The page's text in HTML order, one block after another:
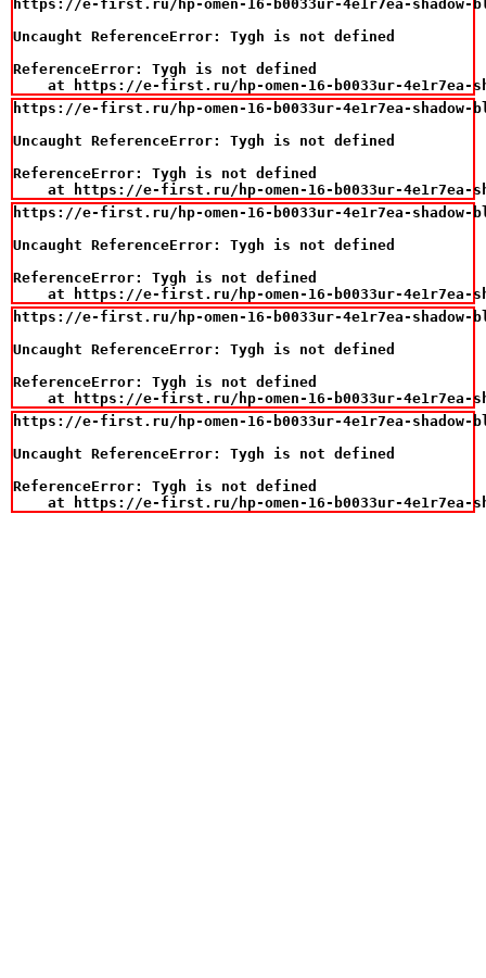
https://e-first.ru/hp-omen-16-b0033ur-4e1r7ea-shadow-
Uncaught ReferenceError: Tygh is not defined
ReferenceError: Tygh is not defined
at https://e-first.ru/hp-omen-16-b0033ur-
https://e-first.ru/hp-omen-16-b0033ur-4e1r7ea-shadow-
Uncaught ReferenceError: Tygh is not defined
ReferenceError: Tygh is not defined
at https://e-first.ru/hp-omen-16-b0033ur-
https://e-first.ru/hp-omen-16-b0033ur-4e1r7ea-shadow-
Uncaught ReferenceError: Tygh is not defined
ReferenceError: Tygh is not defined
at https://e-first.ru/hp-omen-16-b0033ur-
https://e-first.ru/hp-omen-16-b0033ur-4e1r7ea-shadow-
Uncaught ReferenceError: Tygh is not defined
ReferenceError: Tygh is not defined
at https://e-first.ru/hp-omen-16-b0033ur-
https://e-first.ru/hp-omen-16-b0033ur-4e1r7ea-shadow-
Uncaught ReferenceError: Tygh is not defined
ReferenceError: Tygh is not defined
at https://e-first.ru/hp-omen-16-b0033ur-